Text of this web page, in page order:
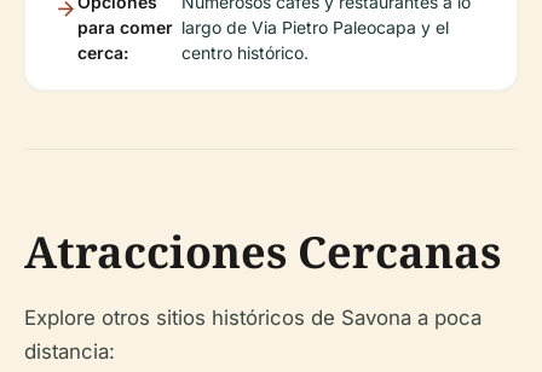
para comer
cerca:
largo de Via Pietro Paleocapa y el
centro histórico.
Atracciones Cercanas
Explore otros sitios históricos de Savona a poca
distancia: